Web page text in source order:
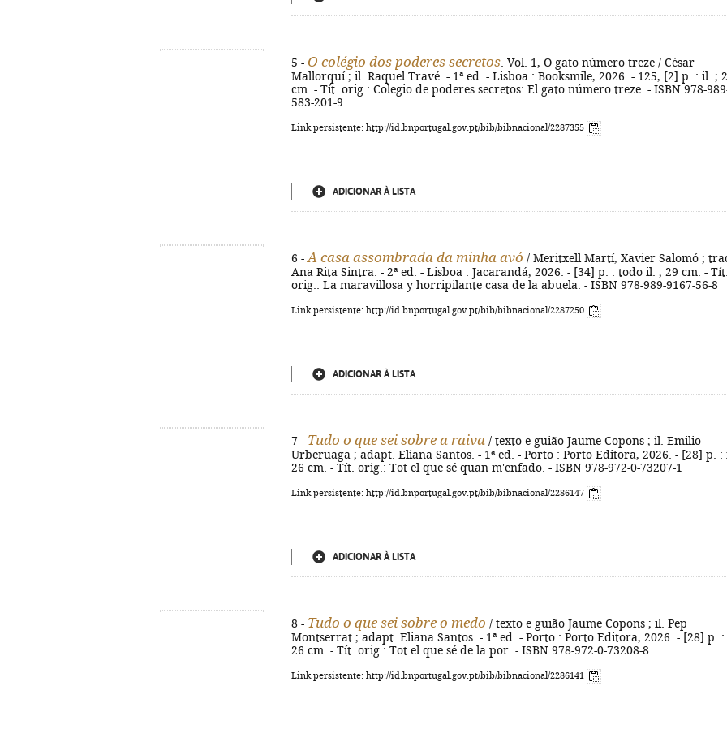
5 - O colégio dos poderes secretos . Vol. 1, O gato número treze / César
Mallorquí ; il. Raquel Travé. - 1ª ed. - Lisboa : Booksmile, 2026. - 125, [2] p. : il. ;
cm. - Tít. orig.: Colegio de poderes secretos: El gato número treze. - ISBN 978-
583-201-9
Link persistente: http://id.bnportugal.gov.pt/bib/bibnacional/2287355
ADICIONAR À LISTA
6 - A casa assombrada da minha avó / Meritxell Martí, Xavier Salomó ;
Ana Rita Sintra. - 2ª ed. - Lisboa : Jacarandá, 2026. - [34] p. : todo il. ; 29 cm. - Tít.
orig.: La maravillosa y horripilante casa de la abuela. - ISBN 978-989-9167-56-8
Link persistente: http://id.bnportugal.gov.pt/bib/bibnacional/2287250
ADICIONAR À LISTA
7 - Tudo o que sei sobre a raiva / texto e guião Jaume Copons ; il. Emilio
Urberuaga ; adapt. Eliana Santos. - 1ª ed. - Porto : Porto Editora, 2026. - [28] p. :
26 cm. - Tít. orig.: Tot el que sé quan m'enfado. - ISBN 978-972-0-73207-1
Link persistente: http://id.bnportugal.gov.pt/bib/bibnacional/2286147
ADICIONAR À LISTA
8 - Tudo o que sei sobre o medo / texto e guião Jaume Copons ; il. Pep
Montserrat ; adapt. Eliana Santos. - 1ª ed. - Porto : Porto Editora, 2026. - [28] p. :
26 cm. - Tít. orig.: Tot el que sé de la por. - ISBN 978-972-0-73208-8
Link persistente: http://id.bnportugal.gov.pt/bib/bibnacional/2286141